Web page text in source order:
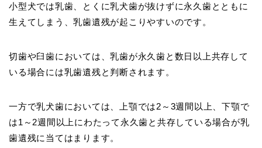
小型犬では乳歯、とくに乳犬歯が抜けずに永久歯とともに
生えてしまう、乳歯遺残が起こりやすいのです。
切歯や臼歯においては、乳歯が永久歯と数日以上共存して
いる場合には乳歯遺残と判断されます。
一方で乳犬歯においては、上顎では2～3週間以上、下顎で
は1～2週間以上にわたって永久歯と共存している場合が乳
歯遺残に当てはまります。